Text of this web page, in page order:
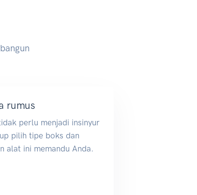
rumus
perlu menjadi insinyur
pilih tipe boks dan
alat ini memandu Anda.